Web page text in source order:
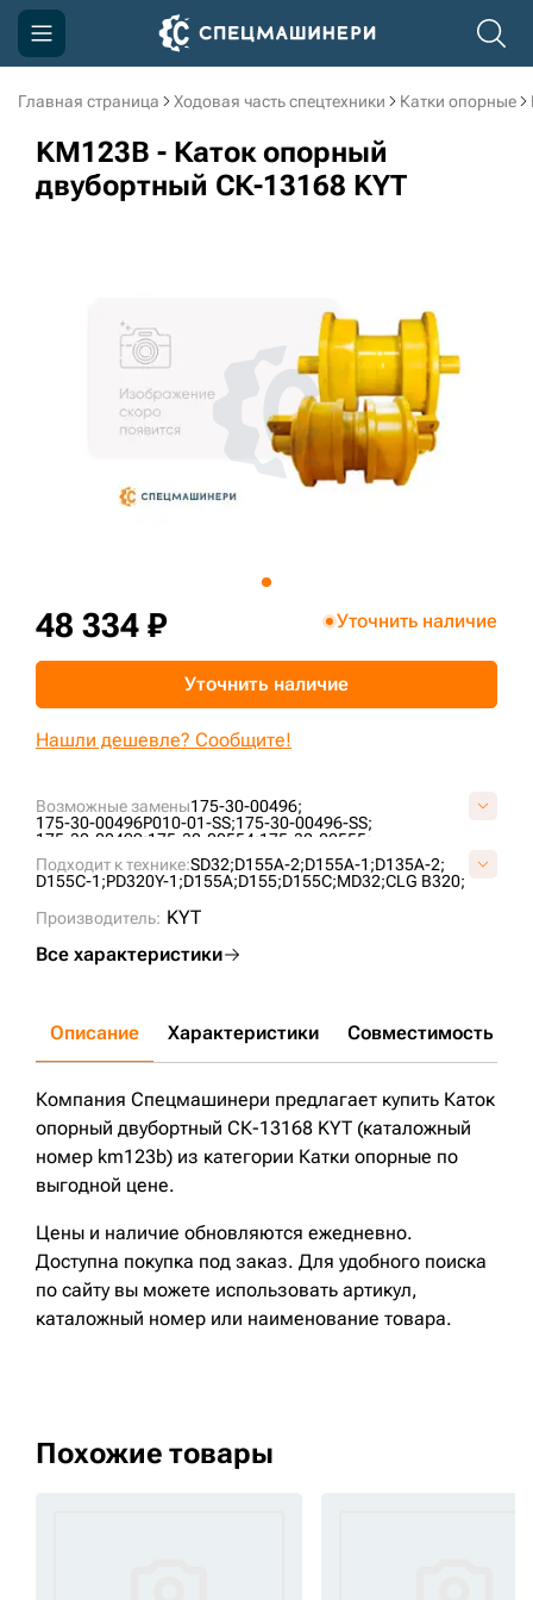
Главная страница Ходовая часть спецтехники Катки опорные
KM123B - Каток опорный
двубортный СК-13168 KYT
Возможные замены175-30-00496;
175-30-00496P010-01-SS;175-30-00496-SS;
175-30-00499;175-30-00554;175-30-00555;
175-30-00770;
176-30-00125;B4015000M00; KM123B;
P175-30-00496;UG244K0T;
Подходит к технике:SD32;D155A-2;D155A-1;D135A-2;
D155C-1;PD320Y-1;D155A;D155;D155C;MD32;CLG B320;
Производитель: KYT
Все характеристики
48 334 ₽ Уточнить наличие
Уточнить наличие
Нашли дешевле? Сообщите!
Описание Характеристики Совместимость
Компания Спецмашинери предлагает купить Каток
опорный двубортный СК-13168 KYT (каталожный
номер km123b) из категории Катки опорные по
выгодной цене.
Цены и наличие обновляются ежедневно.
Доступна покупка под заказ. Для удобного поиска
по сайту вы можете использовать артикул,
каталожный номер или наименование товара.
Похожие товары
Компания
Акции
3D тур по производству
3D тур по складам
sksale@skdst.ru